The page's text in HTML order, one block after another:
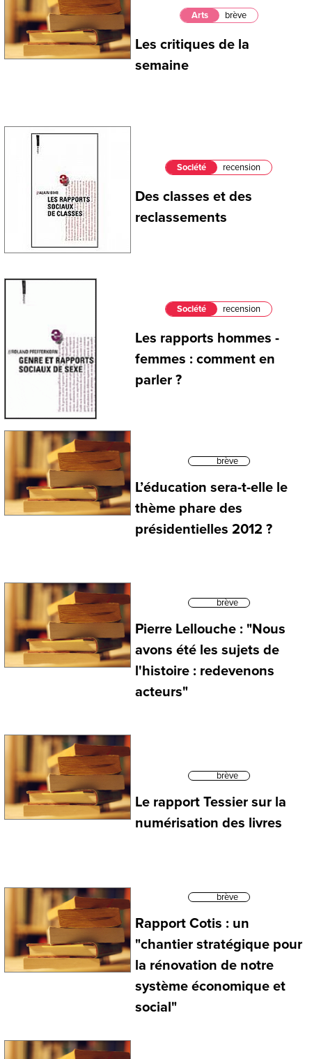
Arts brève
Les critiques de la
semaine
Société recension
Des classes et des
reclassements
Société recension
Les rapports hommes -
femmes : comment en
parler ?
brève
L’éducation sera-t-elle le
thème phare des
présidentielles 2012 ?
brève
Pierre Lellouche : "Nous
avons été les sujets de
l'histoire : redevenons
acteurs"
brève
Le rapport Tessier sur la
numérisation des livres
brève
Rapport Cotis : un
"chantier stratégique pour
la rénovation de notre
système économique et
social"